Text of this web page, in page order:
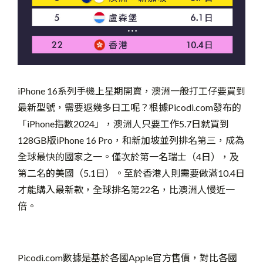
iPhone 16系列手機上星期開賣，澳洲一般打工仔要買到
最新型號，需要返幾多日工呢？根據Picodi.com發布的
「iPhone指數2024」，澳洲人只要工作5.7日就買到
128GB版iPhone 16 Pro，和新加坡並列排名第三，成為
全球最快的國家之一。僅次於第一名瑞士（4日），及
第二名的美國（5.1日）。至於香港人則需要做滿10.4日
才能購入最新款，全球排名第22名，比澳洲人慢近一
倍。
Picodi.com數據是基於各國Apple官方售價，對比各國